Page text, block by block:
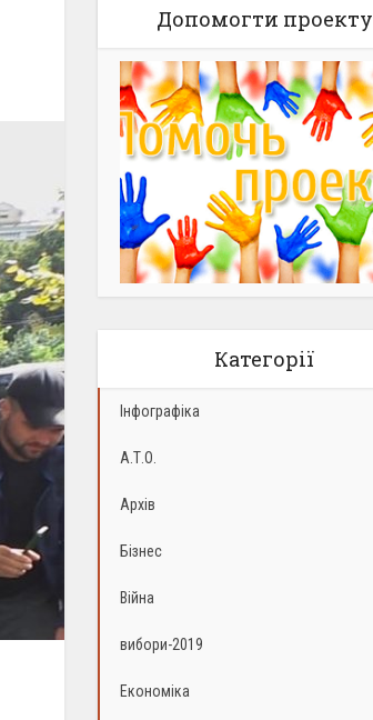
Допомогти проекту
Категорії
Інфографіка
А.Т.О.
Архів
Бізнес
Війна
вибори-2019
Економіка